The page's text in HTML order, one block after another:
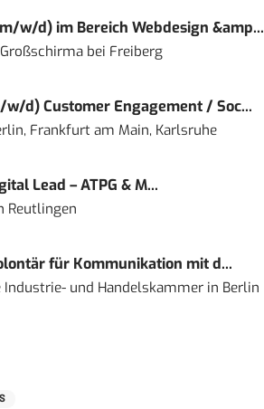
w/d) im Bereich Webdesign &amp...
Großschirma bei Freiberg
d) Customer Engagement / Soc...
Frankfurt am Main, Karlsruhe
Lead – ATPG & M...
Reutlingen
für Kommunikation mit d...
Industrie- und Handelskammerin Berlin